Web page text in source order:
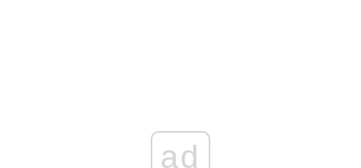
ad